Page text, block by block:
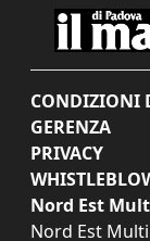
CONDIZIONI
GERENZA
PRIVACY
Nord Est
Nord Est